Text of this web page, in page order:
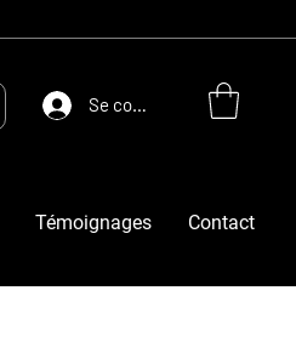
Se connecter
Témoignages Contact